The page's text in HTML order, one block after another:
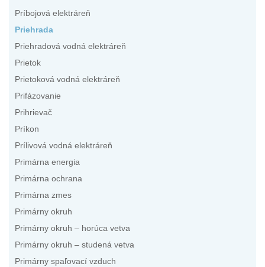
Príbojová elektráreň
Priehrada
Priehradová vodná elektráreň
Prietok
Prietoková vodná elektráreň
Prifázovanie
Prihrievač
Príkon
Prílivová vodná elektráreň
Primárna energia
Primárna ochrana
Primárna zmes
Primárny okruh
Primárny okruh – horúca vetva
Primárny okruh – studená vetva
Primárny spaľovací vzduch